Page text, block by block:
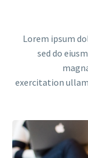
Lorem ipsum
sed do
exercitation